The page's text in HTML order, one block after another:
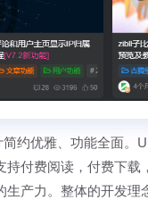
约优雅、功能全面
付费阅读，付费下
产力。整体的开发